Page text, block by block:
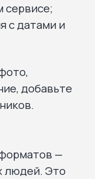
сервисе;
с датами и
добавьте
—
людей. Это